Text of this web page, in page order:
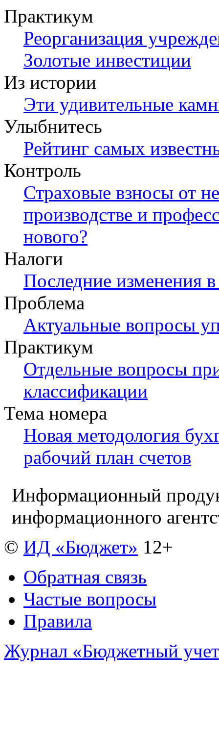
Практикум
Реорганизация
Золотые инвестиции
Из истории
Эти удивительные
Улыбнитесь
Рейтинг самых
Контроль
Страховые взносы от
производстве и
нового?
Налоги
Последние изменения в
Проблема
Актуальные вопросы
Практикум
Отдельные вопросы
классификации
Тема номера
Новая методология
рабочий план счетов
Информационный
информационного
© ИД «Бюджет» 12+
Обратная связь
Частые вопросы
Правила
Журнал «Бюджетный